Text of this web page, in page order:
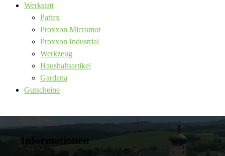
Werkstatt
Pattex
Proxxon Micromot
Proxxon Industrial
Werkzeug
Haushaltsartikel
Gardena
Gutscheine
Informationen